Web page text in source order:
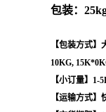
包装：
【包装方式
10KG,
【小订量】
【运输方式